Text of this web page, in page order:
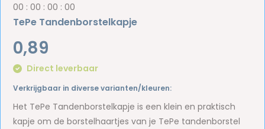
00 :00 :00 :00
TePe Tandenborstelkapje
0,89
Direct leverbaar
Verkrijgbaar in diverse varianten/kleuren:
Het TePe Tandenborstelkapje is een klein en praktisch
kapje om de borstelhaartjes van je TePe tandenborstel